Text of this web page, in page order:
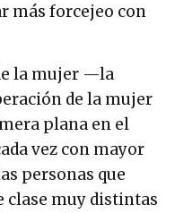
más forcejeo con
la mujer —la
de la mujer
plana en el
vez con mayor
personas que
clase muy distintas